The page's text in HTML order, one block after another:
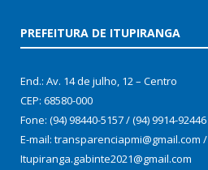
PREFEITURA DE ITUPIRANGA
End.: Av. 14 de julho, 12 – Centro
CEP: 68580-000
Fone: (94) 98440-5157 / (94) 9914-92446
E-mail: transparenciapmi@gmail.com /
Itupiranga.gabinte2021@gmail.com